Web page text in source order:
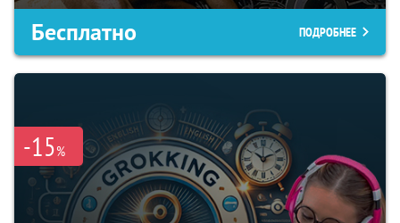
Бесплатно ПОДРОБНЕЕ
-15%